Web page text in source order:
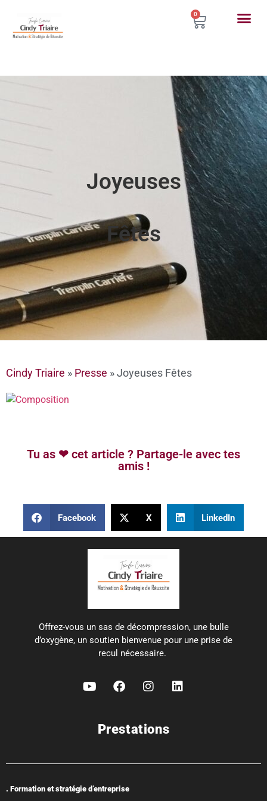
0
Joyeuses
Fêtes
Cindy Triaire » Presse »Joyeuses Fêtes
Tu as ❤ cet article ? Partage-le avec tes
amis !
Facebook X LinkedIn
Offrez-vous un sas de décompression, une bulle
d’oxygène, un soutien bienvenue pour une prise de
recul nécessaire.
Prestations
. Formation et stratégie d’entreprise